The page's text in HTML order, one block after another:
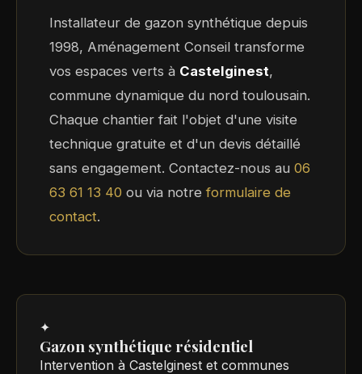
Installateur de gazon synthétique depuis
1998, Aménagement Conseil transforme
vos espaces verts à Castelginest,
commune dynamique du nord toulousain.
Chaque chantier fait l'objet d'une visite
technique gratuite et d'un devis détaillé
sans engagement. Contactez-nous au 06
63 61 13 40 ou via notreformulaire de
contact.
✦
Gazon synthétique résidentiel
Intervention à Castelginest et communes